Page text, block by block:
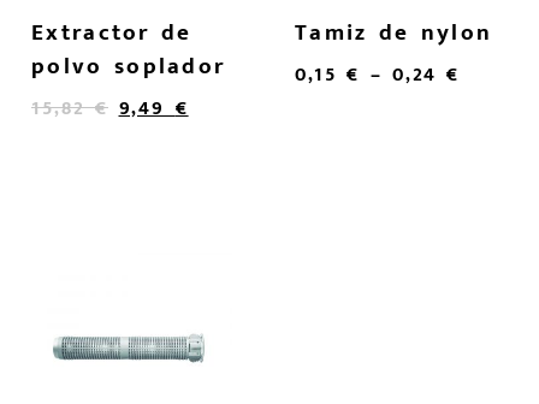
Extractor de
polvo soplador
15,82€ 9,49€
Tamiz de nylon
0,15€ – 0,24€